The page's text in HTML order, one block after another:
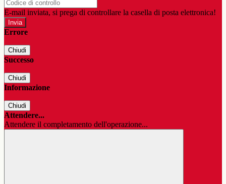
E-mail inviata, si prega di controllare la casella di posta elettronica!
Errore
Chiudi
Successo
Chiudi
Informazione
Chiudi
Attendere...
Attendere il completamento dell'operazione...